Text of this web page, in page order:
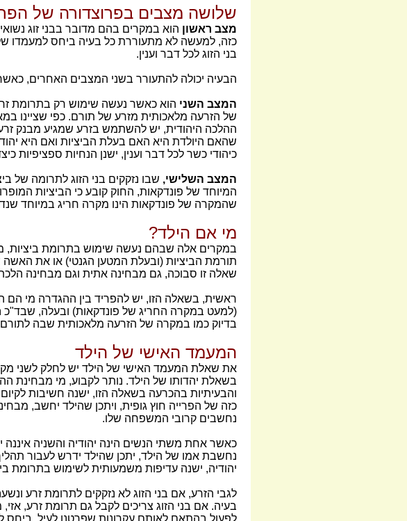
שלושה מצבים בפרוצדורה של
מצב ראשון הוא במקרים בהם מדובר בבני זוג
כזה, למעשה לא מתעוררת כל בעיה ביחס למעמדו של
בני הזוג לכל דבר וענין.
הבעיה יכולה להתעורר בשני המצבים האחרים,
המצב השני הוא כאשר נעשה שימוש רק בתרומת
של הזרעה מלאכותית מזרע של תורם. כפי שציינו
ההלכה היהודית, יש להשתמש בזרע שמגיע מבנק זרע
שהאם היולדת היא האם בעלת הביציות ואם היא
כיהודי כשר לכל דבר וענין, ישנן הנחיות ספציפיות
המצב השלישי, שבו נזקקים בני הזוג לתרומה של
המיוחד של פונדקאות, החוק קובע כי הביציות
שהמקרה של פונדקאות הינו מקרה חריג במיוחד
מי אם הילד?
במקרים אלה שבהם נעשה שימוש בתרומת ביציות,
תורמת הביציות (ובעלת המטען הגנטי) או את האשה
שאלה זו סבוכה, גם מבחינה אתית וגם מבחינה
ראשית, בשאלה הזו, יש להפריד בין ההגדרה מי הם
(למעט במקרה החריג של פונדקאות) ובעלה, שבד"כ
בדיוק כמו במקרה של הזרעה מלאכותית שבה לתורם
המעמד האישי של הילד
את שאלת המעמד האישי של הילד יש לחלק לשני
בשאלת יהדותו של הילד. נותר לקבוע, מי
והבעיתיות בהכרעה בשאלה הזו, ישנה חשיבות
כזה של הפרייה חוץ גופית, ויתכן שהילד יחשב,
נחשבים קרובי המשפחה שלו.
כאשר אחת משתי הנשים הינה יהודיה והשניה איננה
נחשבת אמו של הילד, יתכן שהילד ידרש לעבור
יהודיה, ישנה עדיפות משמעותית לשימוש בתרומת
לגבי הזרע, אם בני הזוג לא נזקקים לתרומת זרע
בעיה. אם בני הזוג צריכים לקבל גם תרומת זרע,
לפעול בהתאם לאותם עקרונות שפרטנו לעיל, ביחס